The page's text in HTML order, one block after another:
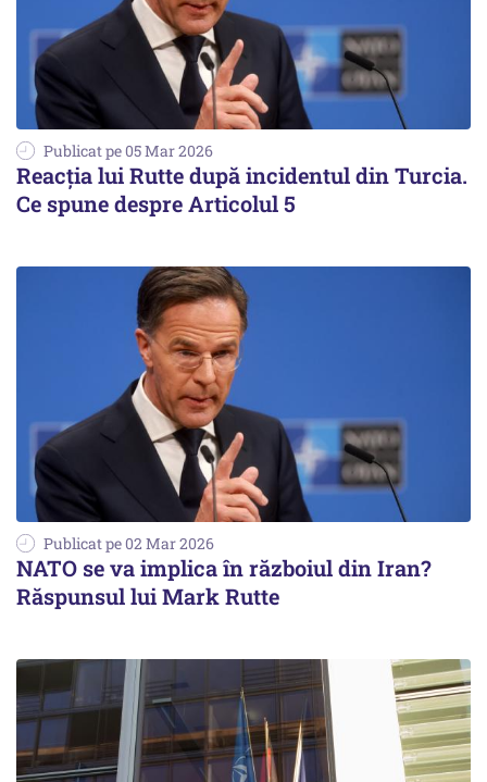
Publicat pe 05 Mar 2026
Reacția lui Rutte după incidentul din Turcia.
Ce spune despre Articolul 5
Publicat pe 02 Mar 2026
NATO se va implica în războiul din Iran?
Răspunsul lui Mark Rutte